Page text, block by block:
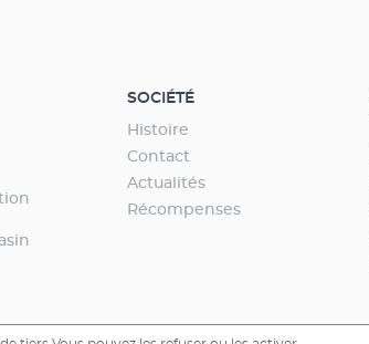
SOCIÉTÉ
Histoire
Contact
Actualités
Récompenses